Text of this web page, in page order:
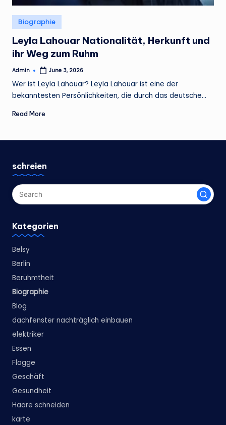
Posted
in
Biographie
Leyla Lahouar Nationalität, Herkunft und
ihr Weg zum Ruhm
Posted
Admin June 3, 2026
Wer ist Leyla Lahouar? Leyla Lahouar ist eine der
bekanntesten Persönlichkeiten, die durch das deutsche…
Read More
schreien
Kategorien
Belsy
Berlin
Berühmtheit
Biographie
Blog
dachfenster nachträglich einbauen
elektriker
Essen
Flagge
Geschäft
Gesundheit
Haare schneiden
karte